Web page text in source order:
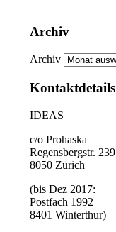
Archiv
Archiv
Kontaktdetails
IDEAS
c/o Prohaska
Regensbergstr. 239
8050 Zürich
(bis Dez 2017:
Postfach 1992
8401 Winterthur)